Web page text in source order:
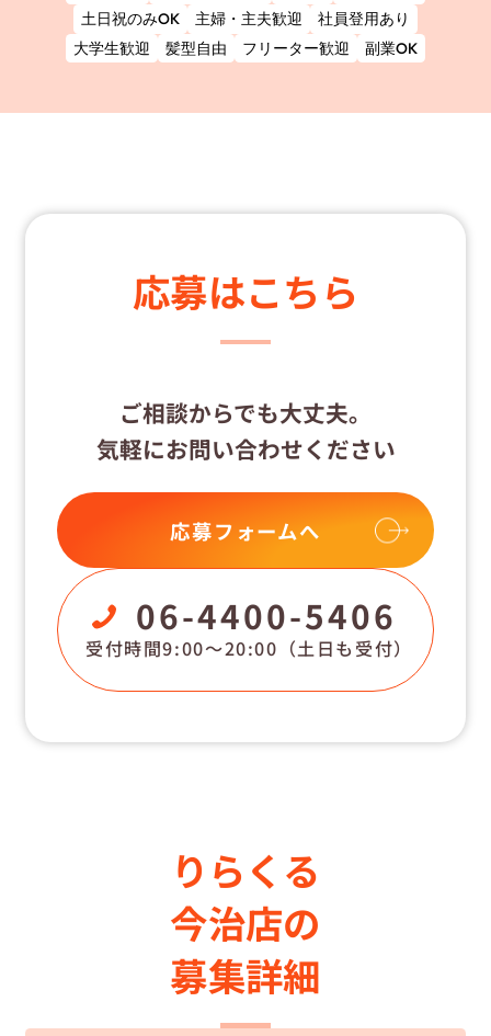
土日祝のみOK
主婦・主夫歓迎
社員登用あり
大学生歓迎
髪型自由 フリーター歓迎 副業OK
応募はこちら
ご相談からでも大丈夫。
気軽にお問い合わせください
応募フォームへ
06-4400-5406
受付時間9:00〜20:00 （土日も受付）
りらくる
今治店の
募集詳細